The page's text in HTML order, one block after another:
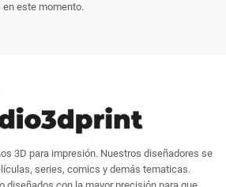
en este momento.
3D para impresión. Nuestros diseñadores se
series, comics y demás tematicas.